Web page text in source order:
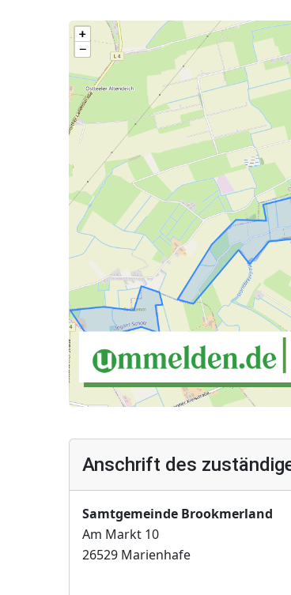
Anschrift des
Samtgemeinde Brookmerland
Am Markt 10
26529 Marienhafe